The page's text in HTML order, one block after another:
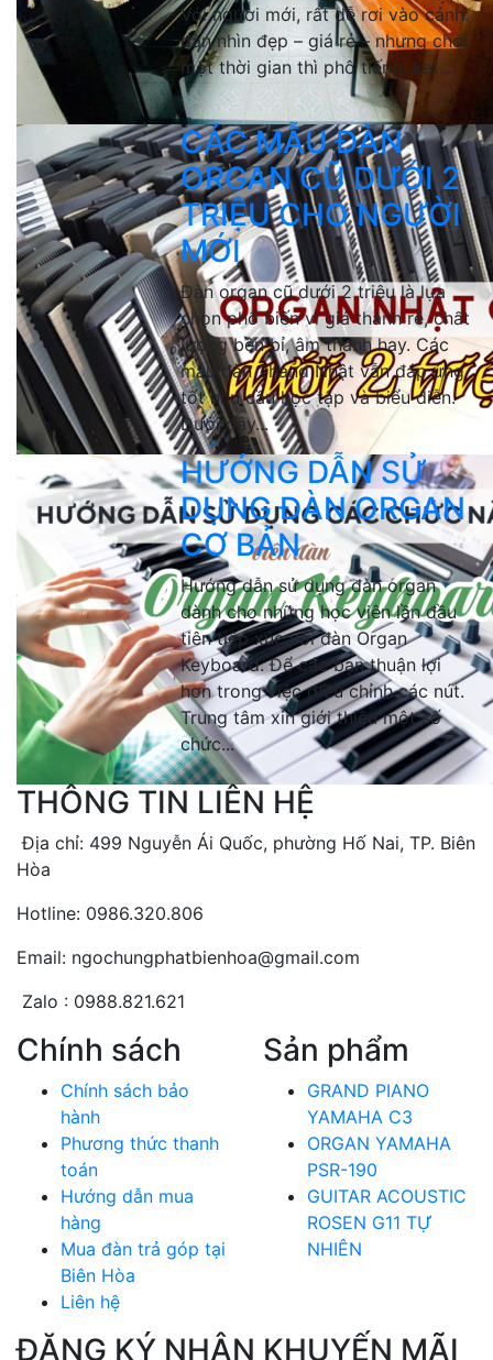
Với người mới, rất dễ rơi vào cảnh:
đàn nhìn đẹp – giá rẻ – nhưng chơi
một thời gian thì phô tiếng, kẹt...
CÁC MẪU ĐÀN
ORGAN CŨ DƯỚI 2
TRIỆU CHO NGƯỜI
MỚI
Đàn organ cũ dưới 2 triệu là lựa
chọn phổ biến vì giá thành rẻ, chất
lượng bền bỉ, âm thanh hay. Các
mẫu đàn 2hand Nhật vẫn đáp ứng
tốt nhu cầu học tập và biểu diễn.
Dưới đây...
HƯỚNG DẪN SỬ
DỤNG ĐÀN ORGAN
CƠ BẢN
Hướng dẫn sử dụng đàn organ
dành cho những học viên lần đầu
tiên tiếp xúc với đàn Organ
Keyboard. Để các bạn thuận lợi
hơn trong việc điều chỉnh các nút.
Trung tâm xin giới thiệu một số
chức...
THÔNG TIN LIÊN HỆ
Địa chỉ: 499 Nguyễn Ái Quốc, phường Hố Nai, TP. Biên
Hòa
Hotline: 0986.320.806
Email: ngochungphatbienhoa@gmail.com
Zalo : 0988.821.621
Chính sách
Chính sách bảo
hành
Phương thức thanh
toán
Hướng dẫn mua
hàng
Mua đàn trả góp tại
Biên Hòa
Liên hệ
Sản phẩm
GRAND PIANO
YAMAHA C3
ORGAN YAMAHA
PSR-190
GUITAR ACOUSTIC
ROSEN G11 TỰ
NHIÊN
ĐĂNG KÝ NHẬN KHUYẾN MÃI